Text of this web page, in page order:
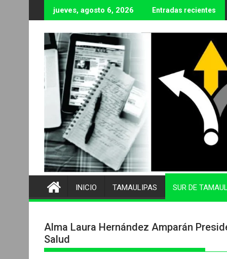
al
contenido
jueves, agosto 6, 2026 Entradas recientes
INICIO TAMAULIPAS SUR DE
Alma Laura Hernández Amparán
Salud